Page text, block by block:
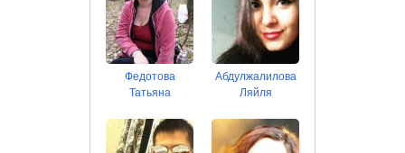
Федотова
Татьяна
Абдулжалилова
Ляйля